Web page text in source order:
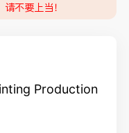
不要上当！
Production